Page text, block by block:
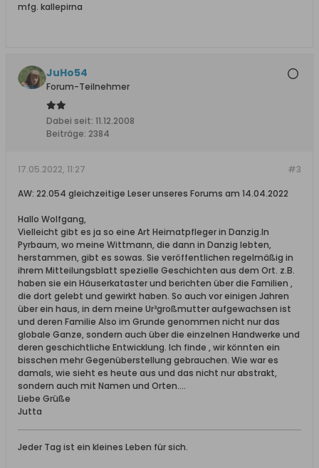
mfg. kallepirna
JuHo54
Forum-Teilnehmer
Dabei seit: 11.12.2008
Beiträge: 2384
#3
17.05.2022, 11:27
AW: 22.054 gleichzeitige Leser unseres Forums am 14.04.2022
Hallo Wolfgang,
Vielleicht gibt es ja so eine Art Heimatpfleger in Danzig.In
Pyrbaum, wo meine Wittmann, die dann in Danzig lebten,
herstammen, gibt es sowas. Sie veröffentlichen regelmäßig in
ihrem Mitteilungsblatt spezielle Geschichten aus dem Ort. z.B.
haben sie ein Häuserkataster und berichten über die Familien ,
die dort gelebt und gewirkt haben. So auch vor einigen Jahren
über ein haus, in dem meine Ur³großmutter aufgewachsen ist
und deren Familie Also im Grunde genommen nicht nur das
globale Ganze, sondern auch über die einzelnen Handwerke und
deren geschichtliche Entwicklung. Ich finde , wir könnten ein
bisschen mehr Gegenüberstellung gebrauchen. Wie war es
damals, wie sieht es heute aus und das nicht nur abstrakt,
sondern auch mit Namen und Orten....
Liebe Grüße
Jutta
Jeder Tag ist ein kleines Leben für sich.